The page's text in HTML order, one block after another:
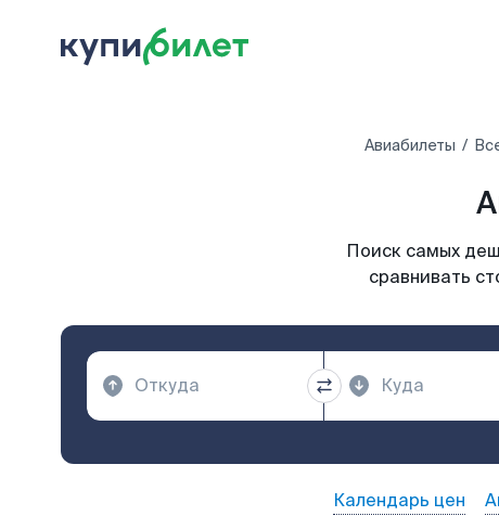
Авиабилеты
Поиск самых
сравнивать
Календарь цен